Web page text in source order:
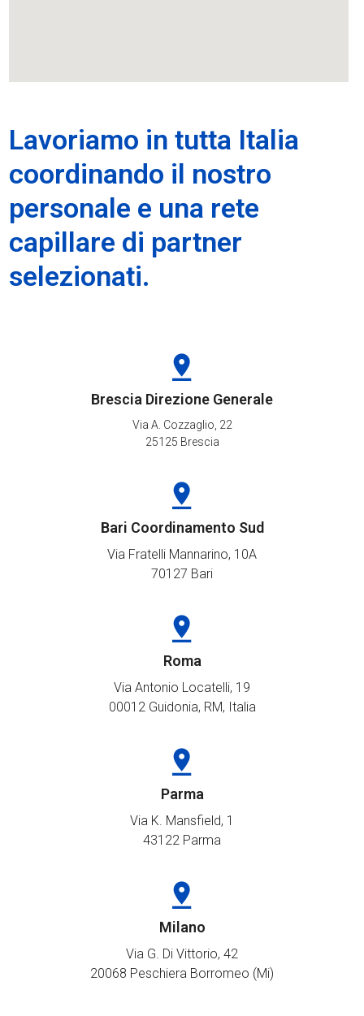
Lavoriamo in tutta Italia
coordinando il nostro
personale e una rete
capillare di partner
selezionati.
Brescia Direzione Generale
Via A. Cozzaglio, 22
25125 Brescia
Bari Coordinamento Sud
Via Fratelli Mannarino, 10A
70127 Bari
Roma
Via Antonio Locatelli, 19
00012 Guidonia, RM, Italia
Parma
Via K. Mansfield, 1
43122 Parma
Milano
Via G. Di Vittorio, 42
20068 Peschiera Borromeo (Mi)